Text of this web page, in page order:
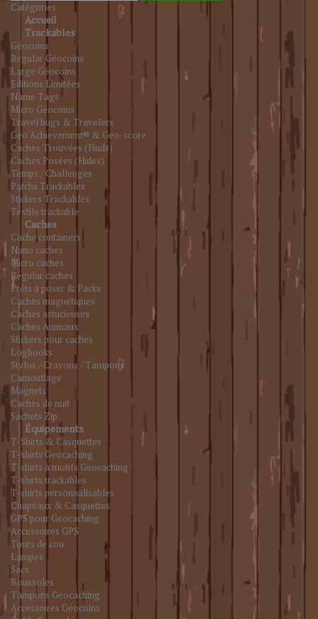
Catégories
Accueil
Trackables
Géocoins
Regular Géocoins
Large Géocoins
Editions Limitées
Name Tags
Micro Géocoins
Travel bugs & Travelers
Geo Achievement® & Geo-score
Caches Trouvées (Finds)
Caches Posées (Hides)
Temps / Challenges
Patchs Trackables
Stickers Trackables
Textile trackable
Caches
Cache containers
Nano caches
Micro caches
Regular caches
Prêts à poser & Packs
Caches magnétiques
Caches astucieuses
Caches Animaux
Stickers pour caches
Logbooks
Stylos / Crayons / Tampons
Camouflage
Magnets
Caches de nuit
Sachets Zip
Équipements
T-Shirts & Casquettes
T-shirts Geocaching
T-shirts à motifs Geocaching
T-shirts trackables
T-shirts personnalisables
Chapeaux & Casquettes
GPS pour Geocaching
Accessoires GPS
Tours de cou
Lampes
Sacs
Boussoles
Tampons Geocaching
Accessoires Géocoins